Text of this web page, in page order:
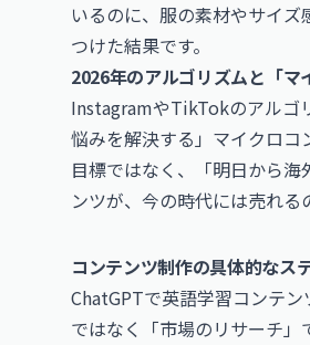
いるのに、服の素材やサイ
つけた結果です。
2026年のアルゴリズムと「マ
InstagramやTikTokのアルゴ
悩みを解決する」マイクロコ
目標ではなく、「明日から
ンツが、今の時代には売れる
コンテンツ制作の具体的なス
ChatGPTで英語学習コンテン
ではなく「市場のリサーチ」